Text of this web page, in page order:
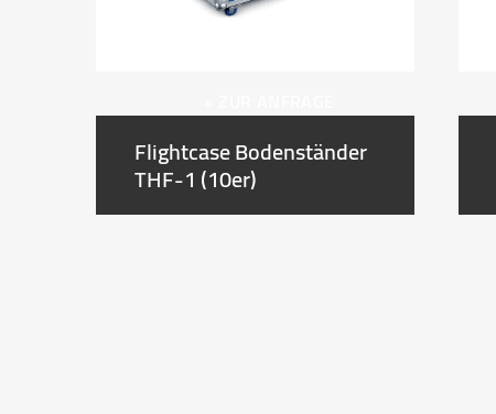
Flightcase Bodenständer
THF-1 (10er)